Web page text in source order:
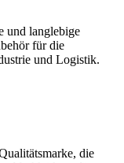
und langlebige
für die
und Logistik.
die